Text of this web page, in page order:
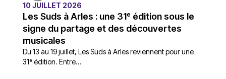
10 JUILLET 2026
Les Suds à Arles : une 31ᵉ édition sous le
signe du partage et des découvertes
musicales
Du 13 au 19 juillet, Les Suds à Arles reviennent pour une
31ᵉ édition. Entre...